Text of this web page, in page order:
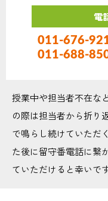
電
011-676-
011-688-
授業中や担当者不在な
の際は担当者から折り
で鳴らし続けていただ
た後に留守番電話に繋
ていただけると幸いです